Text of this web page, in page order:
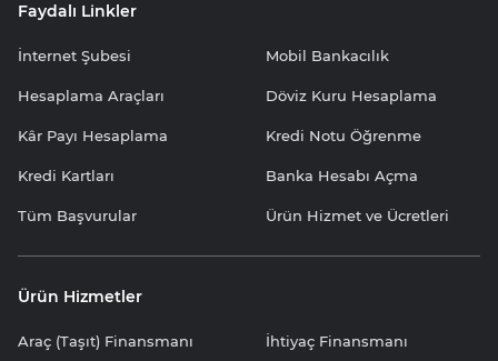
Faydalı Linkler
İnternet Şubesi Mobil Bankacılık
Hesaplama Araçları Döviz Kuru Hesaplama
Kâr Payı Hesaplama Kredi Notu Öğrenme
Kredi Kartları Banka Hesabı Açma
Tüm Başvurular Ürün Hizmet ve Ücretleri
Ürün Hizmetler
Araç (Taşıt) Finansmanı İhtiyaç Finansmanı